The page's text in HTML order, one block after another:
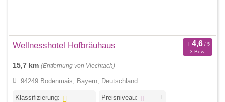
Wellnesshotel Hofbräuhaus
3 Bew.
15,7 km (Entfernung von Viechtach)
94249 Bodenmais, Bayern, Deutschland
Klassifizierung: Preisniveau: